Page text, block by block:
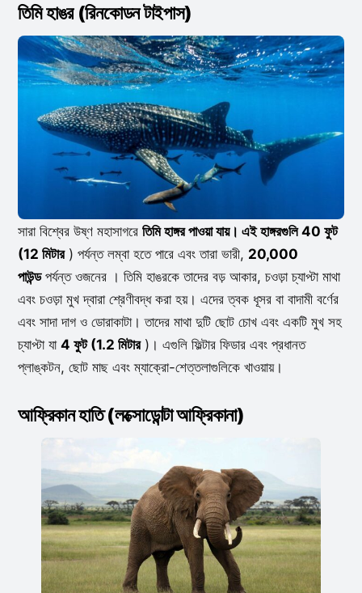
তিমি হাঙর (রিনকোডন টাইপাস)
সারা বিশ্বের উষ্ণ মহাসাগরে তিমি হাঙ্গর পাওয়া যায়। এই হাঙ্গরগুলি 40 ফুট
(12 মিটার) পর্যন্ত লম্বা হতে পারে এবং তারা ভারী, 20,000
পাউন্ডপর্যন্ত ওজনের । তিমি হাঙরকে তাদের বড় আকার, চওড়া চ্যাপ্টা মাথা
এবং চওড়া মুখ দ্বারা শ্রেণীবদ্ধ করা হয়। এদের ত্বক ধূসর বা বাদামী বর্ণের
এবং সাদা দাগ ও ডোরাকাটা। তাদের মাথা দুটি ছোট চোখ এবং একটি মুখ সহ
চ্যাপ্টা যা 4 ফুট (1.2 মিটার)। এগুলি ফিল্টার ফিডার এবং প্রধানত
প্লাঙ্কটন, ছোট মাছ এবং ম্যাক্রো-শেত্তলাগুলিকে খাওয়ায়।
আফ্রিকান হাতি (লক্সোডোন্টা আফ্রিকানা)